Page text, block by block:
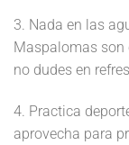
3. Nada en las
Maspalomas son
no dudes en
4. Practica
aprovecha para